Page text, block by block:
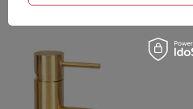
obniżki:1 380,00 zł -10%